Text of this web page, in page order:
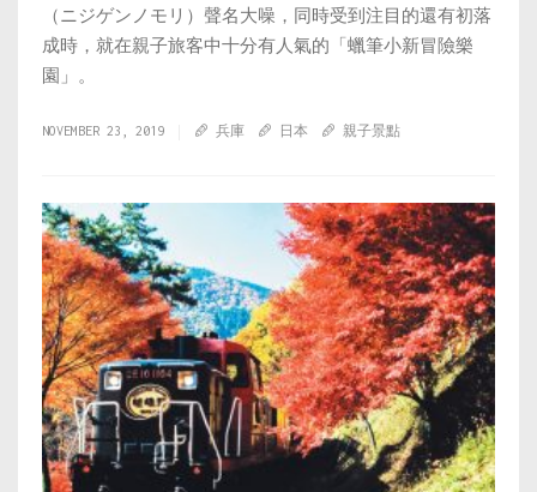
（ニジゲンノモリ）聲名大噪，同時受到注目的還有初落
成時，就在親子旅客中十分有人氣的「蠟筆小新冒險樂
園」。
NOVEMBER 23, 2019 兵庫 日本 親子景點